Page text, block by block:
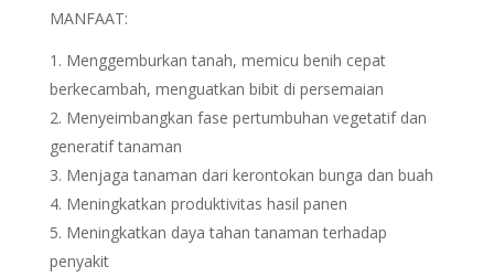
MANFAAT:
Menggemburkan tanah, memicu benih cepat
berkecambah, menguatkan bibit di persemaian
Menyeimbangkan fase pertumbuhan vegetatif dan
generatif tanaman
Menjaga tanaman dari kerontokan bunga dan buah
Meningkatkan produktivitas hasil panen
Meningkatkan daya tahan tanaman terhadap
penyakit